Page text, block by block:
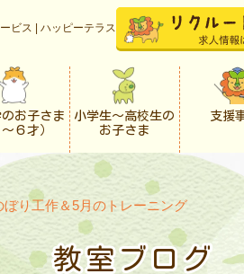
ビス | ハッピーテラス
お子さま
〜６才）
小学生〜高校生の
お子さま
支援
ぼり工作＆5月のトレーニング
教室ブログ